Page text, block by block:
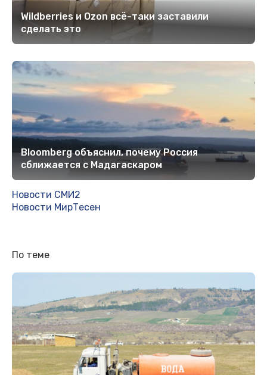
Wildberries и Ozon всё-таки заставили
сделать это
Bloomberg объяснил, почему Россия
сближается с Мадагаскаром
Новости СМИ2
Новости МирТесен
По теме